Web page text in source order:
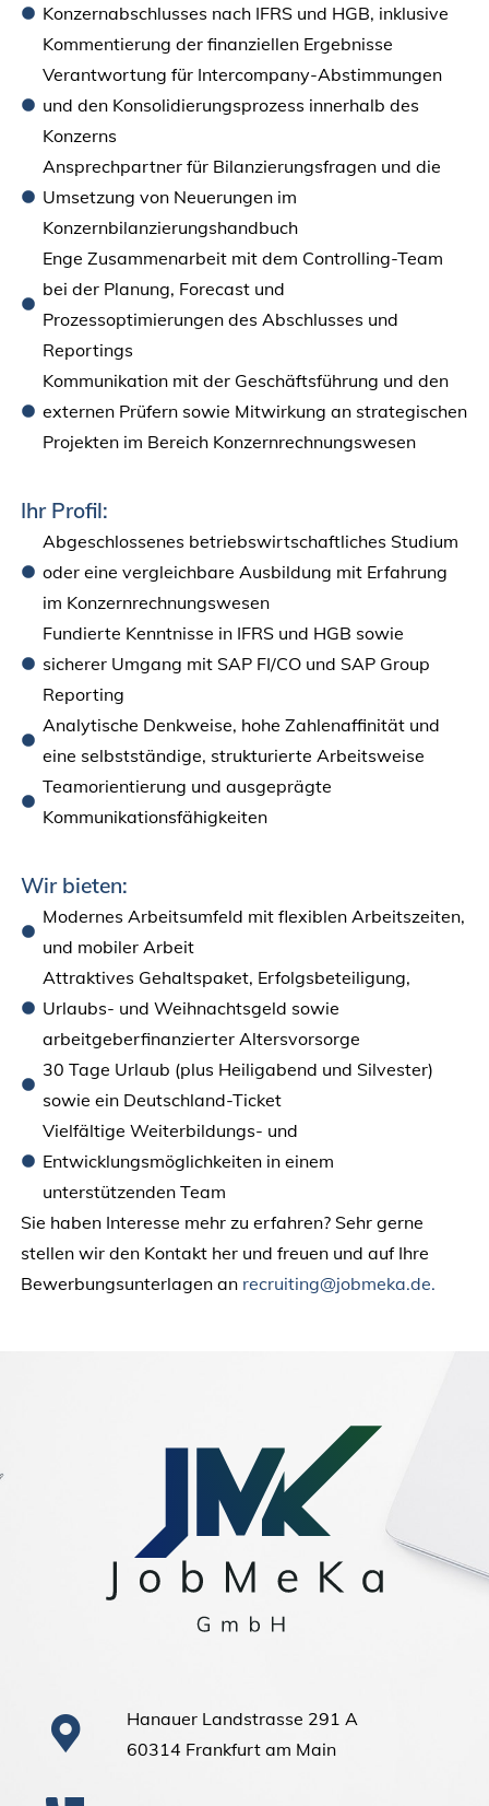
Konzernabschlusses nach IFRS und HGB, inklusive
Kommentierung der finanziellen Ergebnisse
Verantwortung für Intercompany-Abstimmungen
und den Konsolidierungsprozess innerhalb des
Konzerns
Ansprechpartner für Bilanzierungsfragen und die
Umsetzung von Neuerungen im
Konzernbilanzierungshandbuch
Enge Zusammenarbeit mit dem Controlling-Team
bei der Planung, Forecast und
Prozessoptimierungen des Abschlusses und
Reportings
Kommunikation mit der Geschäftsführung und den
externen Prüfern sowie Mitwirkung an strategischen
Projekten im Bereich Konzernrechnungswesen
Ihr Profil:
Abgeschlossenes betriebswirtschaftliches Studium
oder eine vergleichbare Ausbildung mit Erfahrung
im Konzernrechnungswesen
Fundierte Kenntnisse in IFRS und HGB sowie
sicherer Umgang mit SAP FI/CO und SAP Group
Reporting
Analytische Denkweise, hohe Zahlenaffinität und
eine selbstständige, strukturierte Arbeitsweise
Teamorientierung und ausgeprägte
Kommunikationsfähigkeiten
Wir bieten:
Modernes Arbeitsumfeld mit flexiblen Arbeitszeiten,
und mobiler Arbeit
Attraktives Gehaltspaket, Erfolgsbeteiligung,
Urlaubs- und Weihnachtsgeld sowie
arbeitgeberfinanzierter Altersvorsorge
30 Tage Urlaub (plus Heiligabend und Silvester)
sowie ein Deutschland-Ticket
Vielfältige Weiterbildungs- und
Entwicklungsmöglichkeiten in einem
unterstützenden Team
Sie haben Interesse mehr zu erfahren? Sehr gerne
stellen wir den Kontakt her und freuen und auf Ihre
Bewerbungsunterlagen an recruiting@jobmeka.de.
Hanauer Landstrasse 291 A
60314 Frankfurt am Main